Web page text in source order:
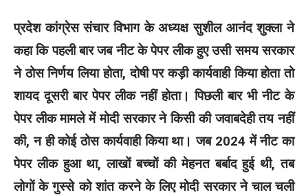
प्रदेश कांग्रेस संचार विभाग के अध्यक्ष सुशील आनंद शुक्ला ने
कहा कि पहली बार जब नीट के पेपर लीक हुए उसी समय सरकार
ने ठोस निर्णय लिया होता, दोषी पर कड़ी कार्यवाही किया होता तो
शायद दूसरी बार पेपर लीक नहीं होता। पिछली बार भी नीट के
पेपर लीक मामले में मोदी सरकार ने किसी की जवाबदेही तय नहीं
की, न ही कोई ठोस कार्यवाही किया था। जब 2024 में नीट का
पेपर लीक हुआ था, लाखों बच्चों की मेहनत बर्बाद हुई थी, तब
लोगों के गुस्से को शांत करने के लिए मोदी सरकार ने चाल चली